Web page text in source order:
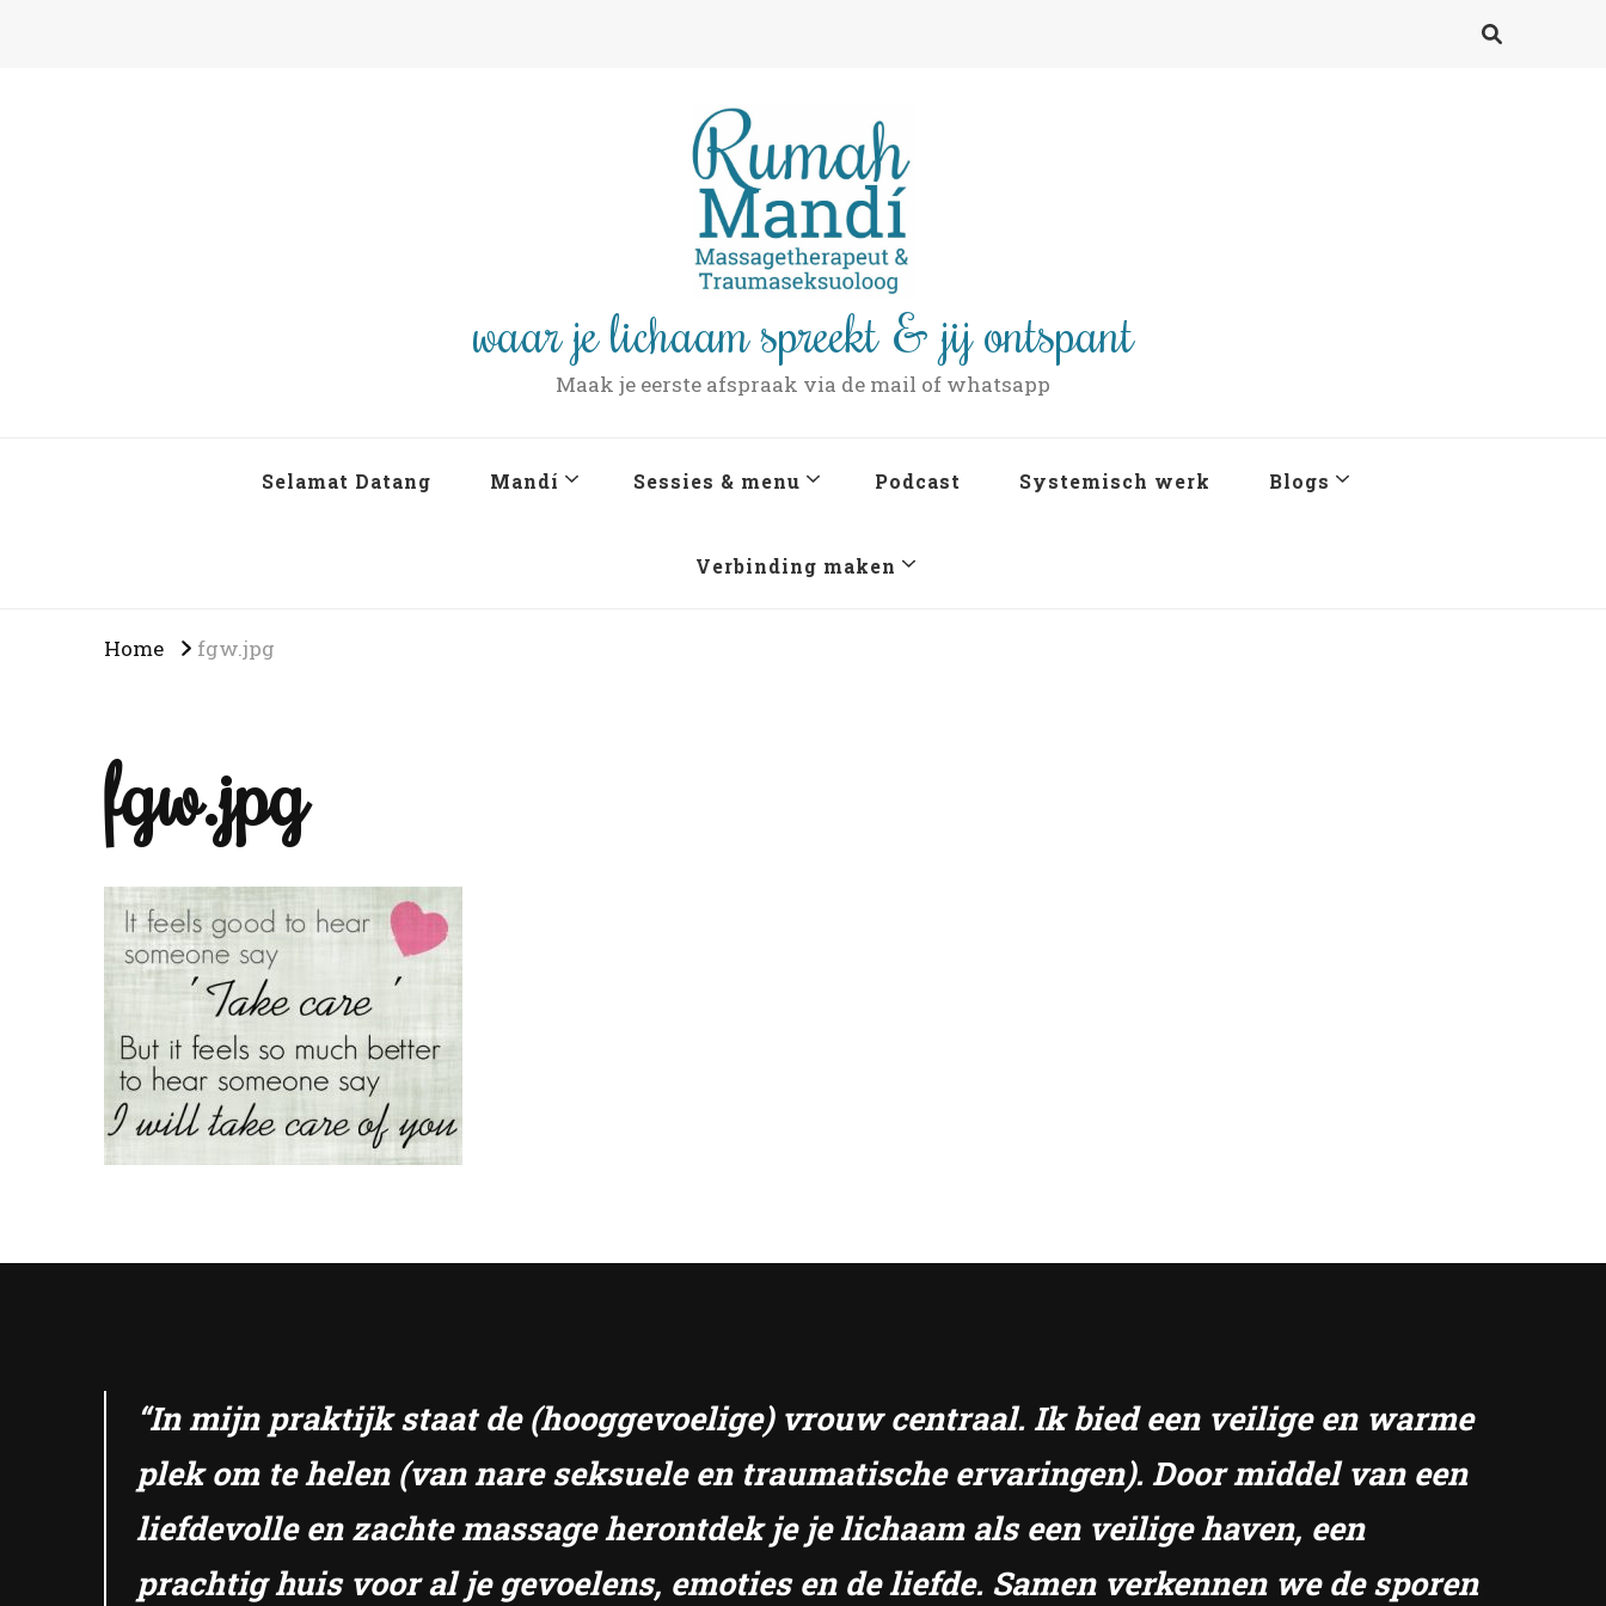
waar je lichaam spreekt & jij ontspant
Maak je eerste afspraak via de mail of whatsapp
Selamat Datang Mandí Sessies & menu Podcast Systemisch werk Blogs
Verbinding maken
Home fgw.jpg
fgw.jpg
“In mijn praktijk staat de (hooggevoelige) vrouw centraal. Ik bied een veilige en warme
plek om te helen (van nare seksuele en traumatische ervaringen). Door middel van een
liefdevolle en zachte massage herontdek je je lichaam als een veilige haven, een
prachtig huis voor al je gevoelens, emoties en de liefde. Samen verkennen we de sporen